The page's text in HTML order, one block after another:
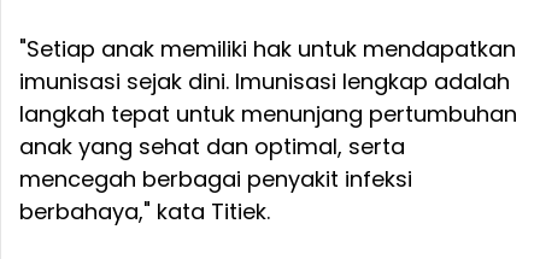
"Setiap anak memiliki hak untuk mendapatkan
imunisasi sejak dini. Imunisasi lengkap adalah
langkah tepat untuk menunjang pertumbuhan
anak yang sehat dan optimal, serta
mencegah berbagai penyakit infeksi
berbahaya," kata Titiek.